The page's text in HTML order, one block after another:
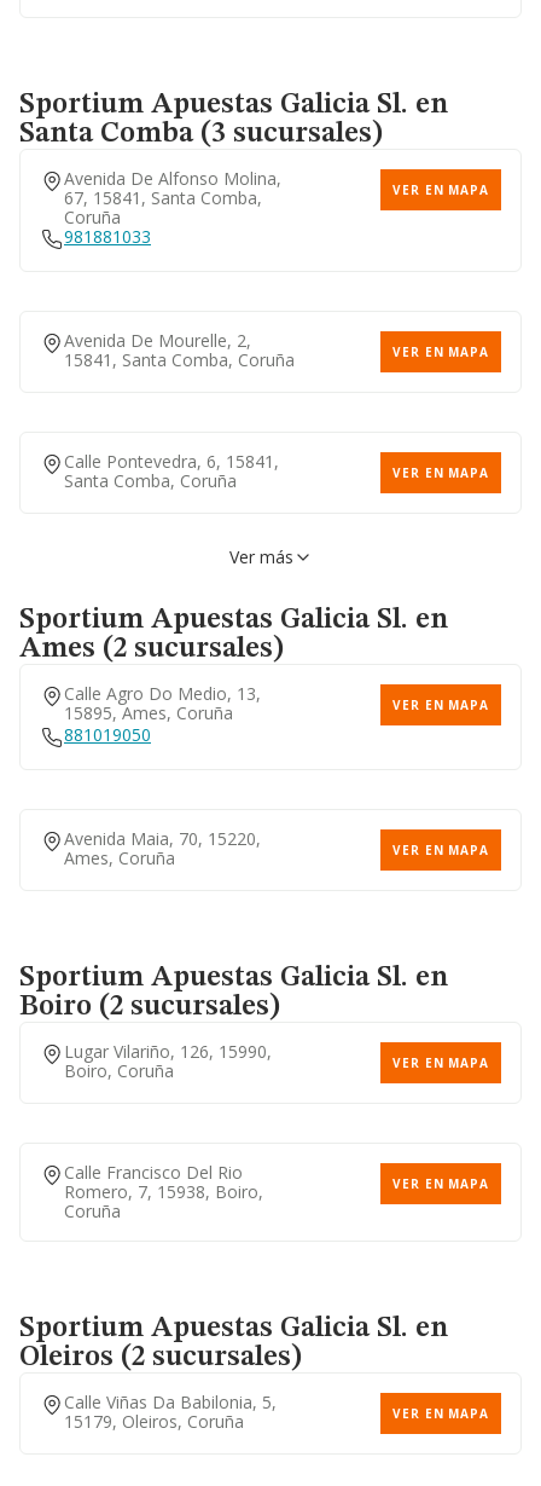
Sportium Apuestas Galicia Sl. en
Santa Comba (3 sucursales)
Avenida De Alfonso Molina,
67, 15841, Santa Comba,
Coruña
VER EN MAPA
981881033
Avenida De Mourelle, 2,
15841, Santa Comba, Coruña
VER EN MAPA
Calle Pontevedra, 6, 15841,
Santa Comba, Coruña
VER EN MAPA
Ver más
Sportium Apuestas Galicia Sl. en
Ames (2 sucursales)
Calle Agro Do Medio, 13,
15895, Ames, Coruña
VER EN MAPA
881019050
Avenida Maia, 70, 15220,
Ames, Coruña
VER EN MAPA
Sportium Apuestas Galicia Sl. en
Boiro (2 sucursales)
Lugar Vilariño, 126, 15990,
Boiro, Coruña
VER EN MAPA
Calle Francisco Del Rio
Romero, 7, 15938, Boiro,
Coruña
VER EN MAPA
Sportium Apuestas Galicia Sl. en
Oleiros (2 sucursales)
Calle Viñas Da Babilonia, 5,
15179, Oleiros, Coruña
VER EN MAPA